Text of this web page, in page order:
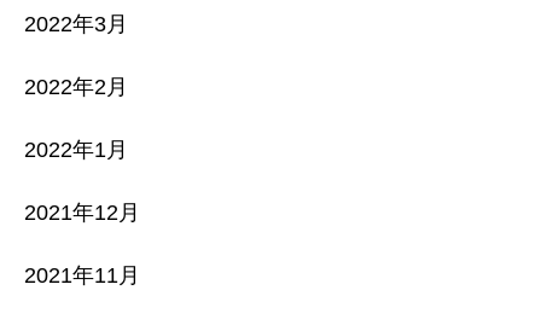
2022年3月
2022年2月
2022年1月
2021年12月
2021年11月